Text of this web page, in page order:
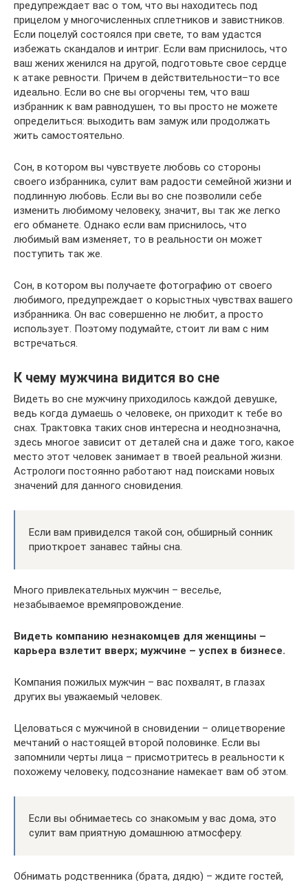
предупреждает вас о том, что вы находитесь под
прицелом у многочисленных сплетников и завистников.
Если поцелуй состоялся при свете, то вам удастся
избежать скандалов и интриг. Если вам приснилось, что
ваш жених женился на другой, подготовьте свое сердце
к атаке ревности. Причем в действительности–то все
идеально. Если во сне вы огорчены тем, что ваш
избранник к вам равнодушен, то вы просто не можете
определиться: выходить вам замуж или продолжать
жить самостоятельно.
Сон, в котором вы чувствуете любовь со стороны
своего избранника, сулит вам радости семейной жизни и
подлинную любовь. Если вы во сне позволили себе
изменить любимому человеку, значит, вы так же легко
его обманете. Однако если вам приснилось, что
любимый вам изменяет, то в реальности он может
поступить так же.
Сон, в котором вы получаете фотографию от своего
любимого, предупреждает о корыстных чувствах вашего
избранника. Он вас совершенно не любит, а просто
использует. Поэтому подумайте, стоит ли вам с ним
встречаться.
К чему мужчина видится во сне
Видеть во сне мужчину приходилось каждой девушке,
ведь когда думаешь о человеке, он приходит к тебе во
снах. Трактовка таких снов интересна и неоднозначна,
здесь многое зависит от деталей сна и даже того, какое
место этот человек занимает в твоей реальной жизни.
Астрологи постоянно работают над поисками новых
значений для данного сновидения.
Если вам привиделся такой сон, обширный сонник
приоткроет занавес тайны сна.
Много привлекательных мужчин – веселье,
незабываемое времяпровождение.
Видеть компанию незнакомцев для женщины –
карьера взлетит вверх; мужчине – успех в бизнесе.
Компания пожилых мужчин – вас похвалят, в глазах
других вы уважаемый человек.
Целоваться с мужчиной в сновидении – олицетворение
мечтаний о настоящей второй половинке. Если вы
запомнили черты лица – присмотритесь в реальности к
похожему человеку, подсознание намекает вам об этом.
Если вы обнимаетесь со знакомым у вас дома, это
сулит вам приятную домашнюю атмосферу.
Обнимать родственника (брата, дядю) – ждите гостей,